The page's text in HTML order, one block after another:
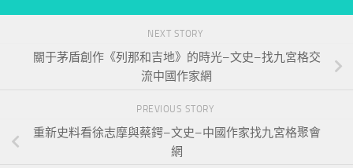
NEXT STORY
關于茅盾創作《列那和吉地》的時光–文史–找九宮格交
流中國作家網
PREVIOUS STORY
重新史料看徐志摩與蔡鍔–文史–中國作家找九宮格聚會
網